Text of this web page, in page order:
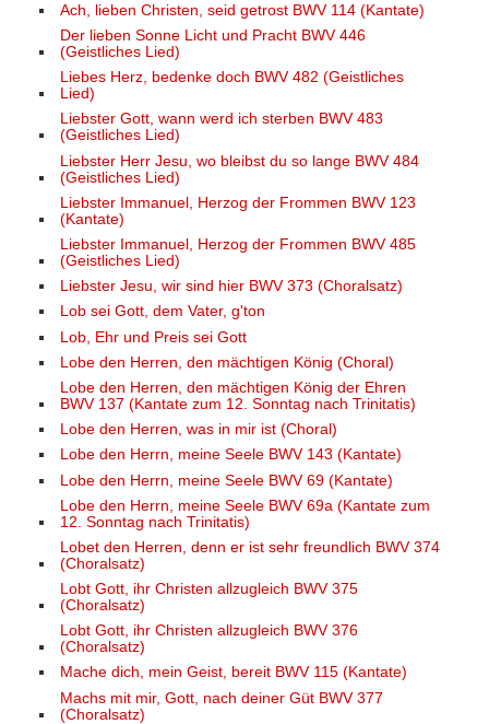
Ach, lieben Christen, seid getrost BWV 114 (Kantate)
Der lieben Sonne Licht und Pracht BWV 446
(Geistliches Lied)
Liebes Herz, bedenke doch BWV 482 (Geistliches
Lied)
Liebster Gott, wann werd ich sterben BWV 483
(Geistliches Lied)
Liebster Herr Jesu, wo bleibst du so lange BWV 484
(Geistliches Lied)
Liebster Immanuel, Herzog der Frommen BWV 123
(Kantate)
Liebster Immanuel, Herzog der Frommen BWV 485
(Geistliches Lied)
Liebster Jesu, wir sind hier BWV 373 (Choralsatz)
Lob sei Gott, dem Vater, g'ton
Lob, Ehr und Preis sei Gott
Lobe den Herren, den mächtigen König (Choral)
Lobe den Herren, den mächtigen König der Ehren
BWV 137 (Kantate zum 12. Sonntag nach Trinitatis)
Lobe den Herren, was in mir ist (Choral)
Lobe den Herrn, meine Seele BWV 143 (Kantate)
Lobe den Herrn, meine Seele BWV 69 (Kantate)
Lobe den Herrn, meine Seele BWV 69a (Kantate zum
12. Sonntag nach Trinitatis)
Lobet den Herren, denn er ist sehr freundlich BWV 374
(Choralsatz)
Lobt Gott, ihr Christen allzugleich BWV 375
(Choralsatz)
Lobt Gott, ihr Christen allzugleich BWV 376
(Choralsatz)
Mache dich, mein Geist, bereit BWV 115 (Kantate)
Machs mit mir, Gott, nach deiner Güt BWV 377
(Choralsatz)